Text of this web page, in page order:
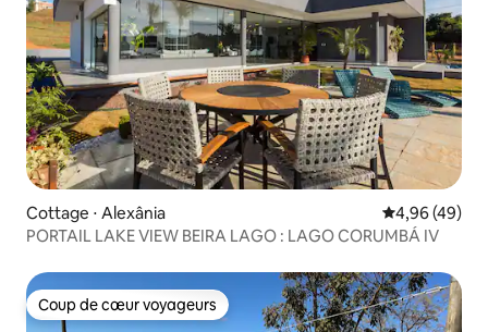
Cottage ⋅ Alexânia Évaluation
4,96 (49)
PORTAIL LAKE VIEW BEIRA LAGO : LAGO CORUMBÁ IV
Coup de cœur voyageurs
Coup de cœur voyageurs